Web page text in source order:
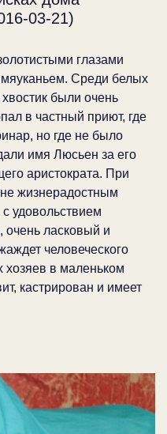
03-21)
глазами
Среди белых
были очень
в частный приют, где
но где не было
имя Люсьен за его
аристократа. При
жизнерадостным
удовольствием
очень ласковый и
человеческого
хозяев в маленьком
кастрирован и имеет